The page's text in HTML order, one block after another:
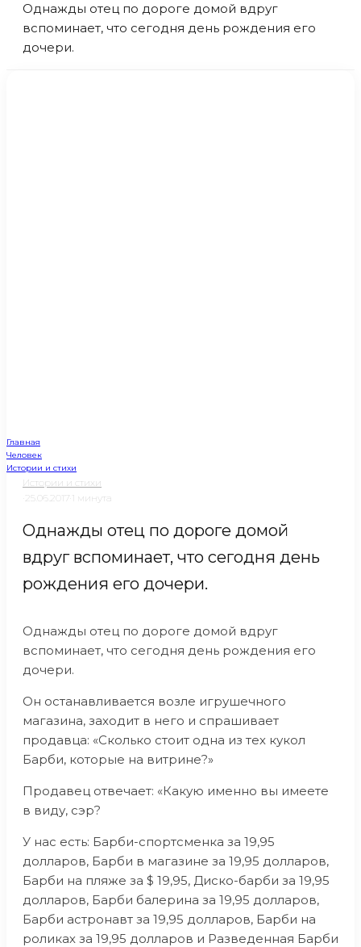
Однажды отец по дороге домой вдруг
вспоминает, что сегодня день рождения его
дочери.
Главная
Человек
Истории и стихи
Истории и стихи
25.06.2017 1 минута
Однажды отец по дороге домой
вдруг вспоминает, что сегодня день
рождения его дочери.
Однажды отец по дороге домой вдруг
вспоминает, что сегодня день рождения его
дочери.
Он останавливается возле игрушечного
магазина, заходит в него и спрашивает
продавца: «Сколько стоит одна из тех кукол
Барби, которые на витрине?»
Продавец отвечает: «Какую именно вы имеете
в виду, сэр?
У нас есть: Барби-спортсменка за 19,95
долларов, Барби в магазине за 19,95 долларов,
Барби на пляже за $ 19,95, Диско-барби за 19,95
долларов, Барби балерина за 19,95 долларов,
Барби астронавт за 19,95 долларов, Барби на
роликах за 19,95 долларов и Разведенная Барби